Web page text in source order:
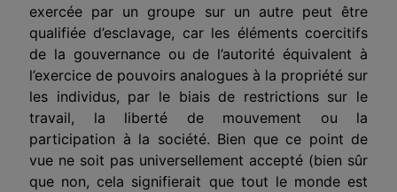
exercée par un groupe sur un autre peut être
qualifiée d’esclavage, car les éléments coercitifs
de la gouvernance ou de l’autorité équivalent à
l’exercice de pouvoirs analogues à la propriété sur
les individus, par le biais de restrictions sur le
travail, la liberté de mouvement ou la
participation à la société. Bien que ce point de
vue ne soit pas universellement accepté (bien sûr
que non, cela signifierait que tout le monde est